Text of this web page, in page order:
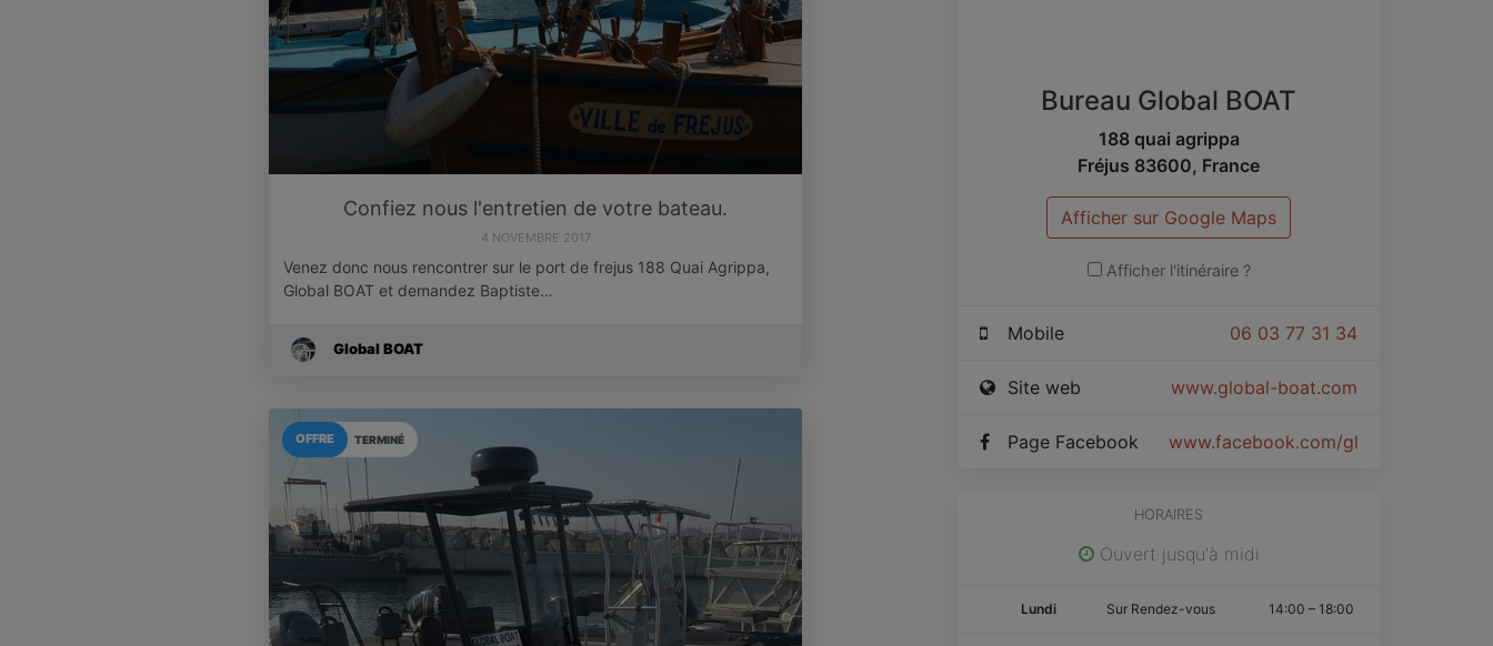
Confiez nous l'entretien de votre bateau.
4 NOVEMBRE 2017
Venez donc nous rencontrer sur le port de frejus 188 Quai Agrippa,
Global BOAT et demandez Baptiste…
Global BOAT
TERMINÉ
OFFRE
Bureau Global BOAT
188 quai agrippa
Fréjus 83600, France
Afficher sur Google Maps
Afficher l'itinéraire ?
06 03 77 31 34
Mobile
www.global-boat.com
Site web
www.facebook.com/globalboat/
Page Facebook
HORAIRES
Ouvert jusqu'à midi
Lundi Sur Rendez-vous 14:00 – 18:00